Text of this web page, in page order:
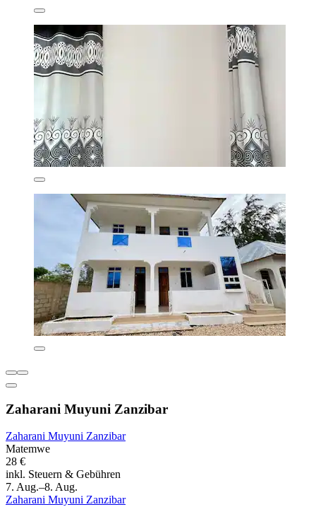
Zaharani Muyuni Zanzibar
Zaharani Muyuni Zanzibar
Matemwe
28 €
inkl. Steuern & Gebühren
7. Aug.–8. Aug.
Zaharani Muyuni Zanzibar